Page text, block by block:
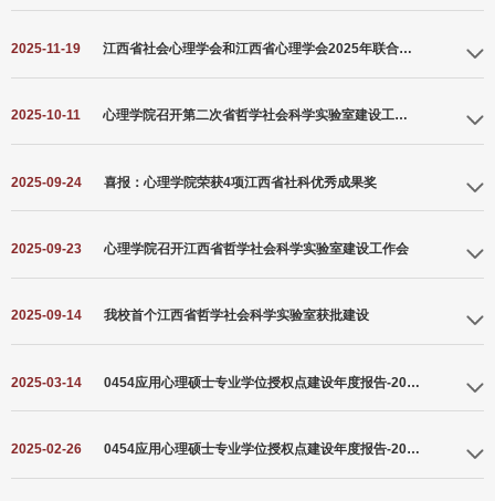
2025-11-19 江西省社会心理学会和江西省心理学会2025年联合学术年会在南昌大学举行
2025-10-11 心理学院召开第二次省哲学社会科学实验室建设工作推进会
2025-09-24 喜报：心理学院荣获4项江西省社科优秀成果奖
2025-09-23 心理学院召开江西省哲学社会科学实验室建设工作会
2025-09-14 我校首个江西省哲学社会科学实验室获批建设
2025-03-14 0454应用心理硕士专业学位授权点建设年度报告-2024年
2025-02-26 0454应用心理硕士专业学位授权点建设年度报告-2022年